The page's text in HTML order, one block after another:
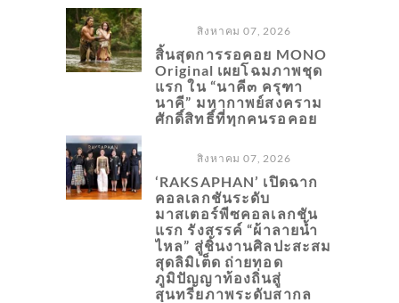
สิงหาคม 07, 2026
สิ้นสุดการรอคอย MONO
Original เผยโฉมภาพชุด
แรก ใน “นาคี๓ ครุฑา
นาคี” มหากาพย์สงคราม
ศักดิ์สิทธิ์ที่ทุกคนรอคอย
สิงหาคม 07, 2026
‘RAKSAPHAN’ เปิดฉาก
คอลเลกชันระดับ
มาสเตอร์พีซคอลเลกชัน
แรก รังสรรค์ “ผ้าลายน้ำ
ไหล” สู่ชิ้นงานศิลปะสะสม
สุดลิมิเต็ด ถ่ายทอด
ภูมิปัญญาท้องถิ่นสู่
สุนทรียภาพระดับสากล